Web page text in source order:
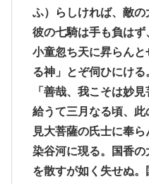
ふ）らしければ、敵の
彼の七騎は手も負はず
小童忽ち天に昇らん
る神」とぞ伺ひにける
「善哉、我こそは妙
給うて三月なる頃、
見大菩薩の氏士に奉ら
染谷河に現る。国香
を散すが如く失せぬ